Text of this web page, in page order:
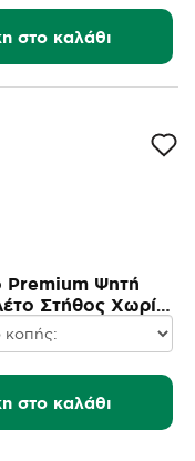
στο καλάθι
Premium Ψητή
Στήθος Χωρίς
200gr ~ 8
στο καλάθι